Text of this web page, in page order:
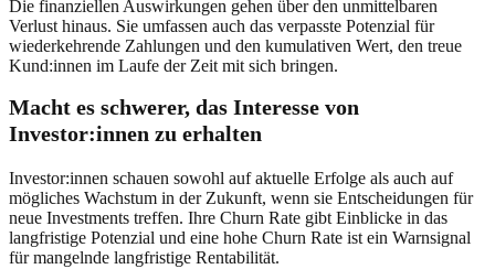
Die finanziellen Auswirkungen gehen über den unmittelbaren
Verlust hinaus. Sie umfassen auch das verpasste Potenzial für
wiederkehrende Zahlungen und den kumulativen Wert, den treue
Kund:innen im Laufe der Zeit mit sich bringen.
Macht es schwerer, das Interesse von
Investor:innen zu erhalten
Investor:innen schauen sowohl auf aktuelle Erfolge als auch auf
mögliches Wachstum in der Zukunft, wenn sie Entscheidungen für
neue Investments treffen. Ihre Churn Rate gibt Einblicke in das
langfristige Potenzial und eine hohe Churn Rate ist ein Warnsignal
für mangelnde langfristige Rentabilität.